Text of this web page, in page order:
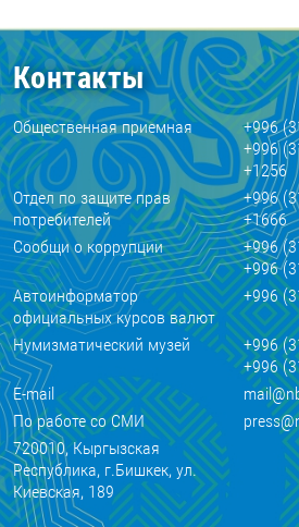
Контакты
Общественная приемная
+996
+996
+1256
Отдел по защите прав
потребителей
+996
+1666
Сообщи о коррупции
+996
+996
Автоинформатор
официальных курсов валют
+996
Нумизматический музей
+996
+996
E-mail
По работе со СМИ
720010, Кыргызская
Республика, г.Бишкек, ул.
Киевская, 189